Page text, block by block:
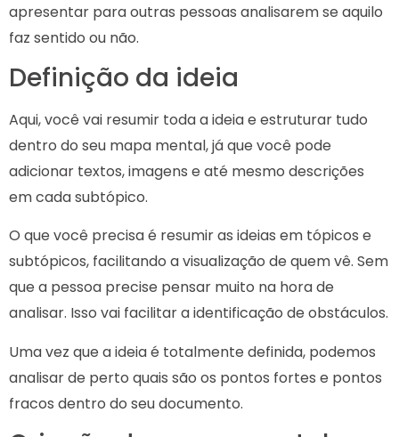
apresentar para outras pessoas analisarem se aquilo
faz sentido ou não.
Definição da ideia
Aqui, você vai resumir toda a ideia e estruturar tudo
dentro do seu mapa mental, já que você pode
adicionar textos, imagens e até mesmo descrições
em cada subtópico.
O que você precisa é resumir as ideias em tópicos e
subtópicos, facilitando a visualização de quem vê. Sem
que a pessoa precise pensar muito na hora de
analisar. Isso vai facilitar a identificação de obstáculos.
Uma vez que a ideia é totalmente definida, podemos
analisar de perto quais são os pontos fortes e pontos
fracos dentro do seu documento.